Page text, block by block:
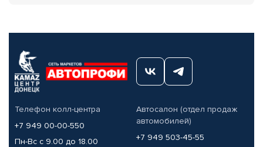
Телефон колл-центра
+7 949 00-00-550
Пн-Вс с 9.00 до 18.00
Автосалон (отдел продаж
автомобилей)
+7 949 503-45-55